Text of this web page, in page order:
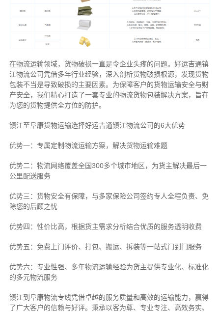
在物流运输领域，货物破损一直是令企业头疼的问题。好运吉通镇
江物流公司凭借多年行业经验，深入剖析货物破损根源，发现货物
包装不当是导致破损的主要因素。为保障客户的货物运输安全与财
产安全，我们精心打造了一套专业的物流货物包装解决方案，旨在
为您的货物提供全方位的防护。
镇江至阜康货物运输选择好运吉通镇江物流公司的6大优势
优势一：专属定制物流运输方案，解决货物运输难题
优势二：物流网络覆盖全国300多个城市地区，为货主解决最后一
公里配送服务
优势三：货物安全有保障，与多家保险公司签约专人全程负责、免
除您的后顾之忧
优势四：性价比高，根据货主需求分析结合优质的服务透明收费
优势五：免费上门评价、打包、搬运、拆装等一站式门到门服务
优势六：专业性强、多年物流运输经验为货主提供专业化、标准化
的多元物流服务
镇江到阜康物流专线凭借卓越的服务质量和高效的运输能力，赢得
了广大客户的信赖与好评。 秉承以客为尊、专业专注、高效务实、